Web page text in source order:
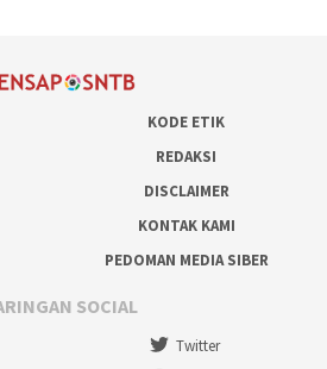
KODE ETIK
REDAKSI
DISCLAIMER
KONTAK KAMI
PEDOMAN MEDIA SIBER
SOCIAL
Twitter